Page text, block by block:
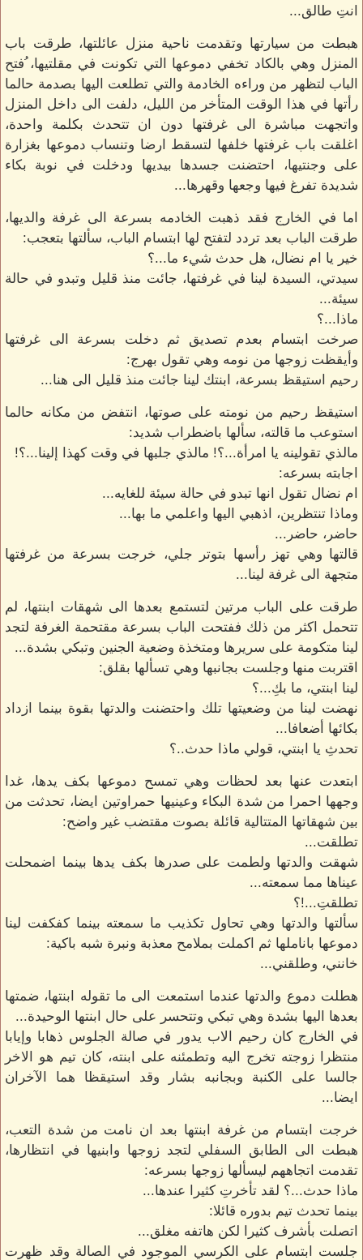
انتِ طالق...
هبطت من سيارتها وتقدمت ناحية منزل عائلتها، طرقت باب
المنزل وهي بالكاد تخفي دموعها التي تكونت في مقلتيها، ُفتح
الباب لتظهر من وراءه الخادمة والتي تطلعت اليها بصدمة حالما
رأتها في هذا الوقت المتأخر من الليل، دلفت الى داخل المنزل
واتجهت مباشرة الى غرفتها دون ان تتحدث بكلمة واحدة،
اغلقت باب غرفتها خلفها لتسقط ارضا وتنساب دموعها بغزارة
على وجنتيها، احتضنت جسدها بيديها ودخلت في نوبة بكاء
شديدة تفرغ فيها وجعها وقهرها...
اما في الخارج فقد ذهبت الخادمه بسرعة الى غرفة والديها،
طرقت الباب بعد تردد لتفتح لها ابتسام الباب، سألتها بتعجب:
خير يا ام نضال، هل حدث شيء ما...؟
سيدتي، السيدة لينا في غرفتها، جائت منذ قليل وتبدو في حالة
سيئة...
ماذا...؟
صرخت ابتسام بعدم تصديق ثم دخلت بسرعة الى غرفتها
وأيقظت زوجها من نومه وهي تقول بهرج:
رحيم استيقظ بسرعة، ابنتك لينا جائت منذ قليل الى هنا...
استيقظ رحيم من نومته على صوتها، انتفض من مكانه حالما
استوعب ما قالته، سألها باضطراب شديد:
مالذي تقولينه يا امرأة...؟! مالذي جلبها في وقت كهذا إلينا...؟!
اجابته بسرعه:
ام نضال تقول انها تبدو في حالة سيئة للغايه...
وماذا تنتظرين، اذهبي اليها واعلمي ما بها...
حاضر، حاضر...
قالتها وهي تهز رأسها بتوتر جلي، خرجت بسرعة من غرفتها
متجهة الى غرفة لينا...
طرقت على الباب مرتين لتستمع بعدها الى شهقات ابنتها، لم
تتحمل اكثر من ذلك ففتحت الباب بسرعة مقتحمة الغرفة لتجد
لينا متكومة على سريرها ومتخذة وضعية الجنين وتبكي بشدة...
اقتربت منها وجلست بجانبها وهي تسألها بقلق:
لينا ابنتي، ما بكِ...؟
نهضت لينا من وضعيتها تلك واحتضنت والدتها بقوة بينما ازداد
بكائها أضعافا...
تحدثِ يا ابنتي، قولي ماذا حدث..؟
ابتعدت عنها بعد لحظات وهي تمسح دموعها بكف يدها، غدا
وجهها احمرا من شدة البكاء وعينيها حمراوتين ايضا، تحدثت من
بين شهقاتها المتتالية قائلة بصوت مقتضب غير واضح:
تطلقت...
شهقت والدتها ولطمت على صدرها بكف يدها بينما اضمحلت
عيناها مما سمعته...
تطلقتِ...!؟
سألتها والدتها وهي تحاول تكذيب ما سمعته بينما كفكفت لينا
دموعها باناملها ثم اكملت بملامح معذبة ونبرة شبه باكية:
خانني، وطلقني...
هطلت دموع والدتها عندما استمعت الى ما تقوله ابنتها، ضمتها
بعدها اليها بشدة وهي تبكي وتتحسر على حال ابنتها الوحيدة...
في الخارج كان رحيم الاب يدور في صالة الجلوس ذهابا وإيابا
منتظرا زوجته تخرج اليه وتطمئنه على ابنته، كان تيم هو الاخر
جالسا على الكنبة وبجانبه بشار وقد استيقظا هما الآخران
ايضا...
خرجت ابتسام من غرفة ابنتها بعد ان نامت من شدة التعب،
هبطت الى الطابق السفلي لتجد زوجها وابنيها في انتظارها،
تقدمت اتجاههم ليسألها زوجها بسرعه:
ماذا حدث...؟ لقد تأخرتِ كثيرا عندها...
بينما تحدث تيم بدوره قائلا:
اتصلت بأشرف كثيرا لكن هاتفه مغلق...
جلست ابتسام على الكرسي الموجود في الصالة وقد ظهرت